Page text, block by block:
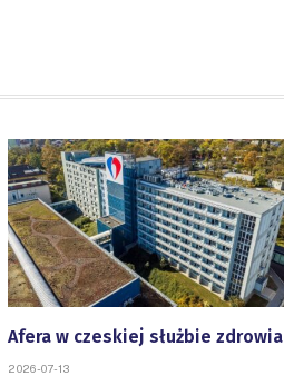
Afera w czeskiej służbie zdrowia
2026-07-13